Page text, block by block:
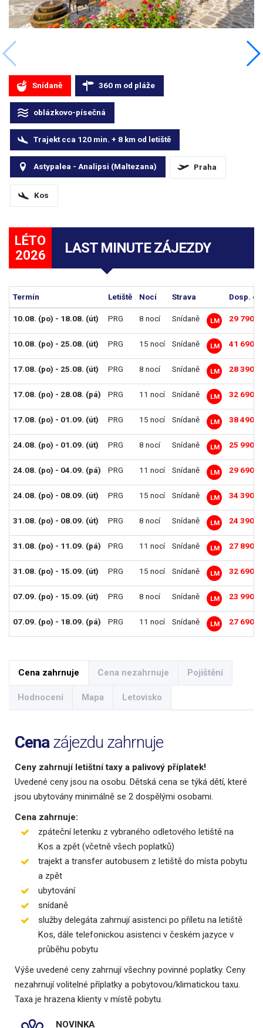
Snídaně 360 m od pláže
oblázkovo-písečná
Trajekt cca 120 min. + 8 km od letiště
Astypalea - Analipsi (Maltezana) Praha
Kos
LÉTO
2026
LAST MINUTE ZÁJEZDY
Termín Letiště Nocí Strava Dosp.
10.08. (po) - 18.08. (út) PRG 8 nocí Snídaně LM 29 790
10.08. (po) - 25.08. (út) PRG 15 nocí Snídaně LM 41 690
17.08. (po) - 25.08. (út) PRG 8 nocí Snídaně LM 28 390
17.08. (po) - 28.08. (pá) PRG 11 nocí Snídaně LM 32 690
17.08. (po) - 01.09. (út) PRG 15 nocí Snídaně LM 38 490
24.08. (po) - 01.09. (út) PRG 8 nocí Snídaně LM 25 990
24.08. (po) - 04.09. (pá) PRG 11 nocí Snídaně LM 29 690
24.08. (po) - 08.09. (út) PRG 15 nocí Snídaně LM 34 390
31.08. (po) - 08.09. (út) PRG 8 nocí Snídaně LM 24 390
31.08. (po) - 11.09. (pá) PRG 11 nocí Snídaně LM 27 890
31.08. (po) - 15.09. (út) PRG 15 nocí Snídaně LM 32 690
07.09. (po) - 15.09. (út) PRG 8 nocí Snídaně LM 23 990
07.09. (po) - 18.09. (pá) PRG 11 nocí Snídaně LM 27 690
Cena zahrnuje Cena nezahrnuje Pojištění
Hodnocení Mapa Letovisko
Cenazájezdu zahrnuje
Ceny zahrnují letištní taxy a palivový příplatek!
Uvedené ceny jsou na osobu. Dětská cena se týká dětí, které
jsou ubytovány minimálně se 2 dospělými osobami.
Cena zahrnuje:
zpáteční letenku z vybraného odletového letiště na
Kos a zpět (včetně všech poplatků)
trajekt a transfer autobusem z letiště do místa pobytu
a zpět
ubytování
snídaně
služby delegáta zahrnují asistenci po příletu na letiště
Kos, dále telefonickou asistenci v českém jazyce v
průběhu pobytu
Výše uvedené ceny zahrnují všechny povinné poplatky. Ceny
nezahrnují volitelné příplatky a pobytovou/klimatickou taxu.
Taxa je hrazena klienty v místě pobytu.
NOVINKA